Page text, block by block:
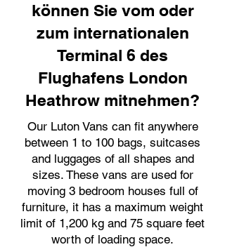
können Sie vom oder
zum internationalen
Terminal 6 des
Flughafens London
Heathrow mitnehmen?
Our Luton Vans can fit anywhere
between 1 to 100 bags, suitcases
and luggages of all shapes and
sizes. These vans are used for
moving 3 bedroom houses full of
furniture, it has a maximum weight
limit of 1,200 kg and 75 square feet
worth of loading space.